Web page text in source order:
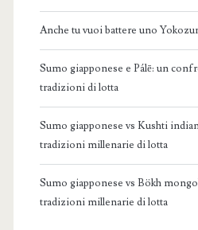
Anche tu vuoi battere uno
Sumo giapponese e Pálē: un
tradizioni di lotta
Sumo giapponese vs Kushti
tradizioni millenarie di lotta
Sumo giapponese vs Bökh
tradizioni millenarie di lotta